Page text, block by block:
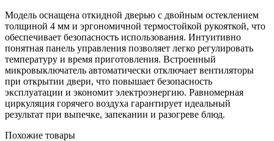
Модель оснащена откидной дверью с двойным остеклением
толщиной 4 мм и эргономичной термостойкой рукояткой, что
обеспечивает безопасность использования. Интуитивно
понятная панель управления позволяет легко регулировать
температуру и время приготовления. Встроенный
микровыключатель автоматически отключает вентиляторы
при открытии двери, что повышает безопасность
эксплуатации и экономит электроэнергию. Равномерная
циркуляция горячего воздуха гарантирует идеальный
результат при выпечке, запекании и разогреве блюд.
Похожие товары